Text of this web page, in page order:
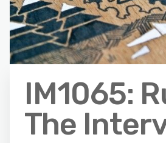
IM1065:
The